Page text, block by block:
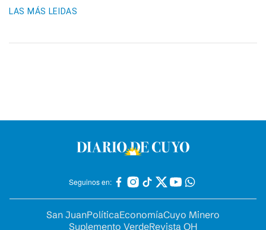
LAS MÁS LEIDAS
Seguinos en:
San JuanPolíticaEconomíaCuyo Minero
Suplemento VerdeRevista OH